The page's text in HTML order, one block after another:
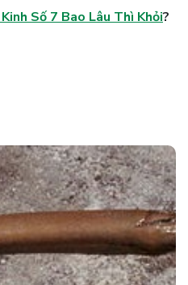
Số 7 Bao Lâu Thì Khỏi?